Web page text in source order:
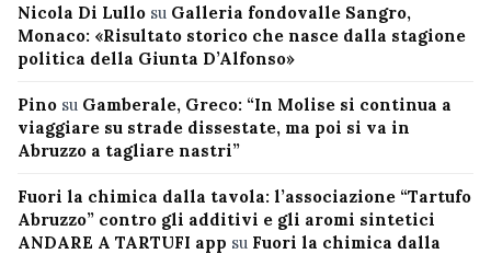
Nicola Di Lullo su Galleria fondovalle Sangro,
Monaco: «Risultato storico che nasce dalla stagione
politica della Giunta D’Alfonso»
Pino su Gamberale, Greco: “In Molise si continua a
viaggiare su strade dissestate, ma poi si va in
Abruzzo a tagliare nastri”
Fuori la chimica dalla tavola: l’associazione “Tartufo
Abruzzo” contro gli additivi e gli aromi sintetici
ANDARE A TARTUFI app su Fuori la chimica dalla